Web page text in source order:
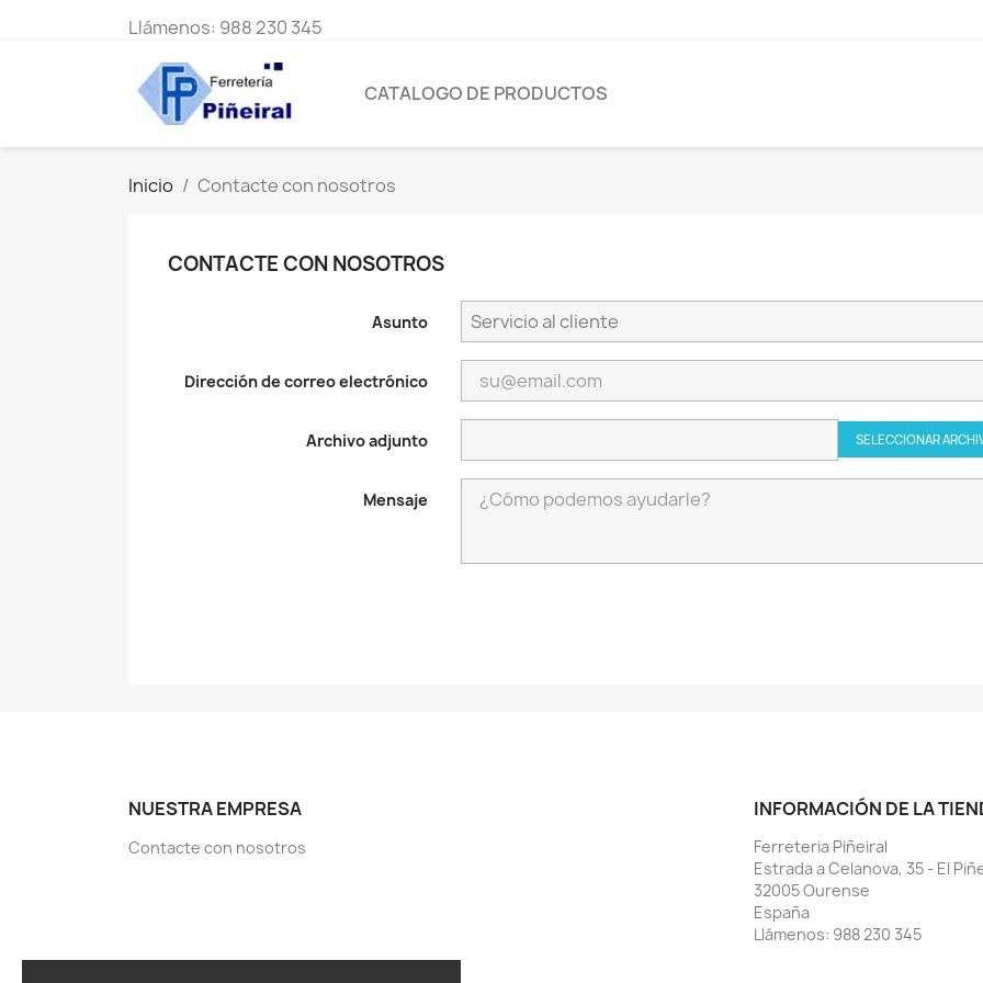
Llámenos: 988 230 345
CATALOGO DE PRODUCTOS
Inicio Contacte con nosotros
CONTACTE CON NOSOTROS
Asunto
Dirección de correo electrónico
Archivo adjunto SELECCIONAR
Mensaje
NUESTRA EMPRESA
Contacte con nosotros
INFORMACIÓN DE LA
Ferreteria Piñeiral
Estrada a Celanova, 35 - El
32005 Ourense
España
Llámenos: 988 230 345